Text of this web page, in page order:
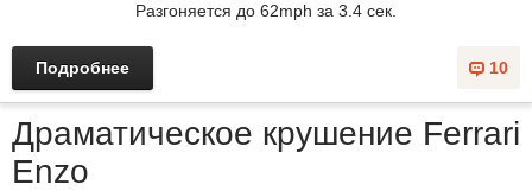
Разгоняется до 62mph за 3.4 сек.
10
Подробнее
Драматическое крушение Ferrari
Enzo